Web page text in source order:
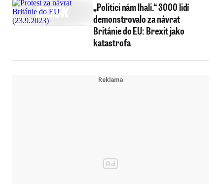
„Politici nám lhali.“ 3000 lidí
demonstrovalo za návrat
Británie do EU: Brexit jako
katastrofa